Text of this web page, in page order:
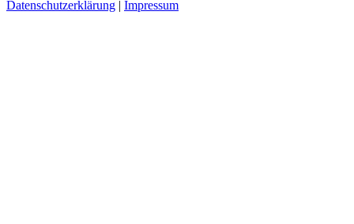
Datenschutzerklärung | Impressum